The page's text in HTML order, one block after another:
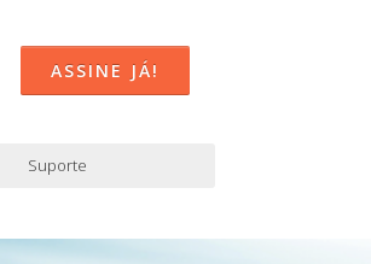
ASSINE JÁ!
Suporte